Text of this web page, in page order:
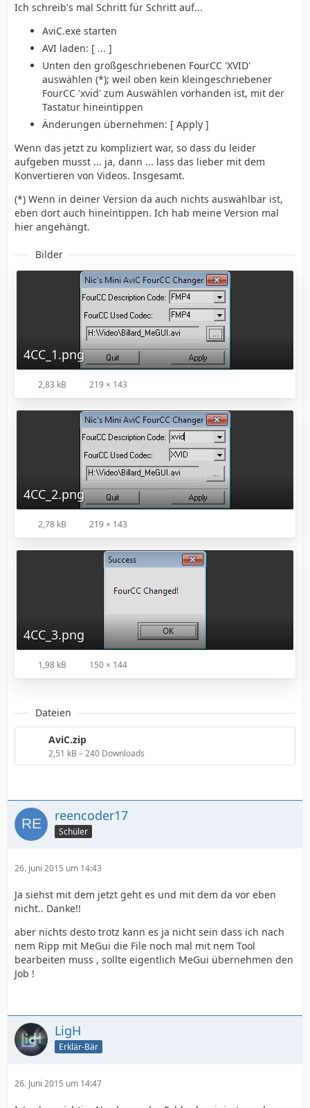
Ich schreib's mal Schritt für Schritt auf...
AviC.exe starten
AVI laden: [ ... ]
Unten den großgeschriebenen FourCC 'XVID'
auswählen (*); weil oben kein kleingeschriebener
FourCC 'xvid' zum Auswählen vorhanden ist, mit der
Tastatur hineintippen
Änderungen übernehmen: [ Apply ]
Wenn das jetzt zu kompliziert war, so dass du leider
aufgeben musst ... ja, dann ... lass das lieber mit dem
Konvertieren von Videos. Insgesamt.
(*) Wenn in deiner Version da auch nichts auswählbar ist,
eben dort auch hineintippen. Ich hab meine Version mal
hier angehängt.
Bilder
4CC_1.png
2,83 kB 219 × 143
4CC_2.png
2,78 kB 219 × 143
4CC_3.png
1,98 kB 150 × 144
Dateien
AviC.zip
2,51 kB – 240 Downloads
reencoder17
Schüler
26. Juni 2015 um 14:43
Ja siehst mit dem jetzt geht es und mit dem da vor eben
nicht.. Danke!!
aber nichts desto trotz kann es ja nicht sein dass ich nach
nem Ripp mit MeGui die File noch mal mit nem Tool
bearbeiten muss , sollte eigentlich MeGui übernehmen den
Job !
LigH
Erklär-Bär
26. Juni 2015 um 14:47